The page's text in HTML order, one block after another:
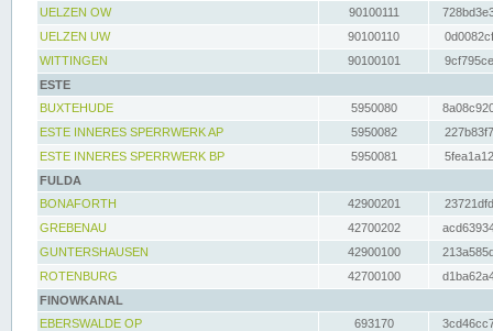
UELZEN OW
90100111
UELZEN UW
90100110
WITTINGEN
90100101
ESTE
BUXTEHUDE
5950080
ESTE INNERES SPERRWERK AP
5950082
ESTE INNERES SPERRWERK BP
5950081
FULDA
BONAFORTH
42900201
GREBENAU
42700202
GUNTERSHAUSEN
42900100
ROTENBURG
42700100
FINOWKANAL
EBERSWALDE OP
693170